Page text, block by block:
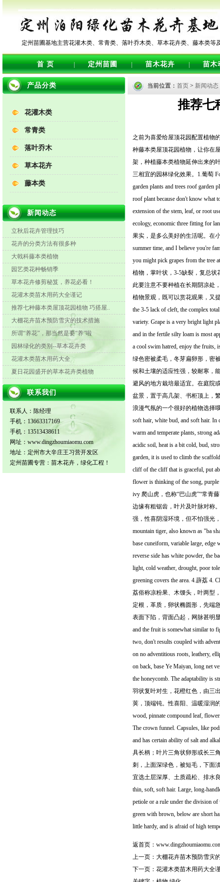
定州苗圃基地主营花灌木类、常青类、落叶乔木类、草本花卉类、藤本类等
首 页 | 定州苗圃 | 苗木花卉 | 苗木
产品分类
花灌木类
常青类
落叶乔木
草本花卉
藤本类
新闻动态
立秋后花卉管理技巧
花卉的分类方法有很多种
大戟科藤本类植物
园艺类花种畅销季
草本花卉修剪秘笈，养花必看！
花灌木类苗木用药大全谨记
推荐七种藤本类屋顶花园植物 巧搭屋..
大棚花卉苗木预防雪灾的技术措施
所谓“养花”，那当然是要“养”啦
园林绿化的类别--草本花卉类
花灌木类苗木用药大全
夏日花园盛开的草本花卉类植物
联系我们
联系人：陈经理
手机：13663317169
手机：13513438611
网址：www.dingzhoumiaomu.com
地址：定州市大辛庄王习营开发区
定州苗圃专营：苗木花卉，绿化工程！
当前位置： 首页 > 新闻动态
推荐七
之前为喜爱给屋顶花园配置植物
种藤本类屋顶花园植物，让你在
架，种植藤本类植物延伸出来的
三相宜的园林绿化效果。1.葡萄
garden plants and trees roof garden
roof plant because don't know what
extension of the stem, leaf, or root
ecology, economic three fitting for
果实，是多么美好的生活呢。在
summer time, and I believe you're
you might pick grapes from the tree
植物，掌叶状，3-5缺裂，复总
此要注意不要种植在长期阴凉处
植物景观，既可以赏花观果，又
the 3-5 lack of cleft, the complex
variety. Grape is a very bright light
and in the fertile silty loam is most
a cool swim hatred, enjoy the
绿色密被柔毛，冬芽扁卵形，密
候和土壤的适应性强，较耐寒，
避风的地方栽培最适宜。在庭院
盆景，置于高几架、书柜顶上，
浪漫气氛的一个很好的植物选择哦
soft hair, white bud, and soft hair. In
warm and temperate plants, strong
acidic soil, heat is a bit cold, bud,
garden, it is used to climb the
cliff of the cliff that is graceful, put
flower is thinking of the song,
ivy 爬山虎，也称“巴山虎”“常青
边缘有粗锯齿，叶片及叶脉对称
强，性喜阴湿环境，但不怕强光
mountain tiger, also known as "ba
base cuneiform, variable large, edge
reverse side has white powder, the
light, cold weather, drought, poor
greening covers the area. 4.薜荔
荔俗称凉粉果、木馒头，叶两型
定根，革质，卵状椭圆形，先端
表面下陷，背面凸起，网脉甚明
and the fruit is somewhat similar to
two, don't results coupled with
on no adventitious roots, leathery,
on back, base Ye Maiyan, long net
the honeycomb. The adaptability is
羽状复叶对生，花橙红色，由三
荚，顶端钝。性喜阳、温暖湿润
wood, pinnate compound leaf,
The crown funnel. Capsules, like
and has certain ability of salt and
具长柄；叶片三角状卵形或长三
刺，上面深绿色，被短毛，下面
宜选土层深厚、土质疏松、排水良
thin, soft, soft hair. Large, long-
petiole or a rule under the division
green with brown, below are short
little hardy, and is afraid of high
返首页：
上一页： 大棚花卉苗木预防雪灾
下一页： 花灌木类苗木用药大全